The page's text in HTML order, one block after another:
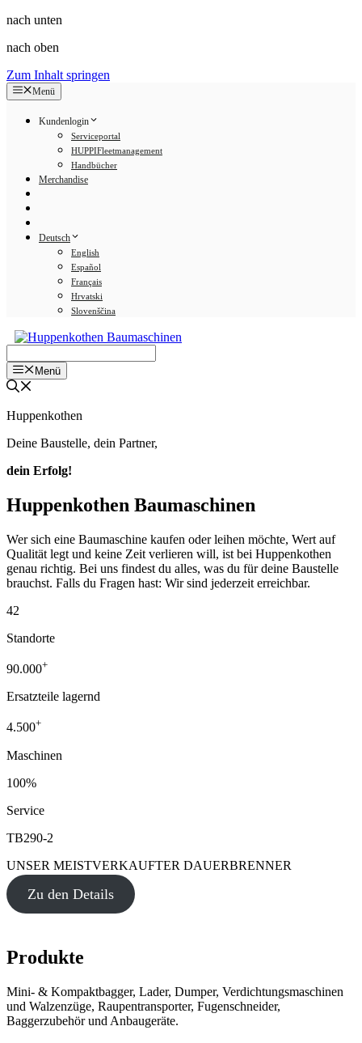
nach unten
nach oben
Zum Inhalt springen
Menü
Kundenlogin
Serviceportal
HUPPIFleetmanagement
Handbücher
Merchandise
Deutsch
English
Español
Français
Hrvatski
Slovenščina
Menü
Huppenkothen
Deine Baustelle, dein Partner,
dein Erfolg!
Huppenkothen Baumaschinen
Wer sich eine Baumaschine kaufen oder leihen möchte, Wert auf
Qualität legt und keine Zeit verlieren will, ist bei Huppenkothen
genau richtig. Bei uns findest du alles, was du für deine Baustelle
brauchst. Falls du Fragen hast: Wir sind jederzeit erreichbar.
42
Standorte
90.000+
Ersatzteile lagernd
4.500+
Maschinen
100%
Service
TB290-2
UNSER MEISTVERKAUFTER DAUERBRENNER
Zu den Details
Produkte
Mini- & Kompaktbagger, Lader, Dumper, Verdichtungsmaschinen
und Walzenzüge, Raupentransporter, Fugenschneider,
Baggerzubehör und Anbaugeräte.